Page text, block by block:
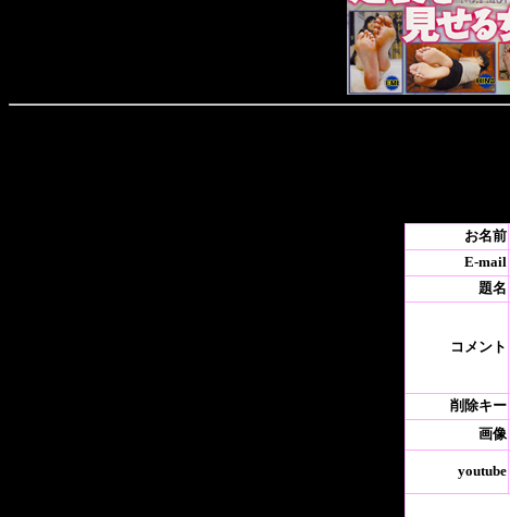
お名前
E-mail
題名
コメント
削除キー
画像
youtube